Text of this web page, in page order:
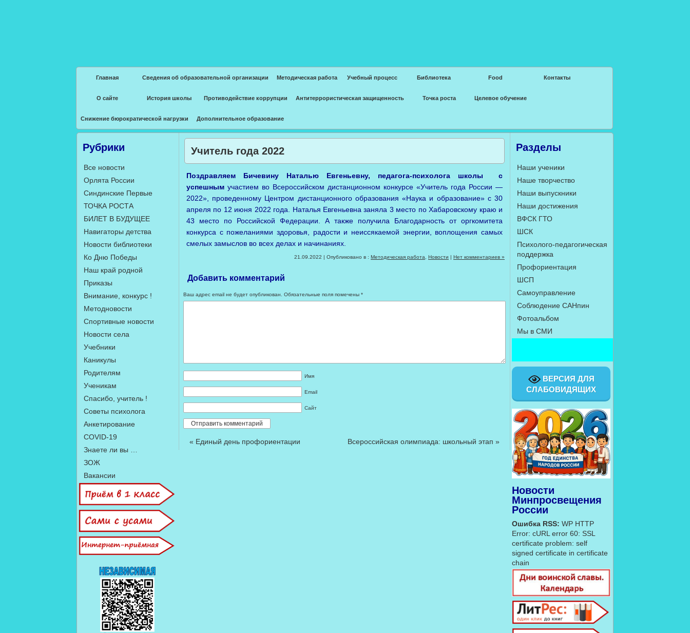
Главная Сведения об образовательной организации Методическая работа Учебный процесс Библиотека Food Контакты
О сайте История школы Противодействие коррупции Антитеррористическая защищенность Точка роста Целевое обучение
Снижение бюрократической нагрузки Дополнительное образование
Учитель года 2022
Поздравляем Бичевину Наталью Евгеньевну, педагога-психолога школы
с
успешным участием во Всероссийском дистанционном конкурсе «Учитель года России —
2022», проведенному Центром дистанционного образования «Наука и образование» с 30
апреля по 12 июня 2022 года. Наталья Евгеньевна заняла 3 место по Хабаровскому краю и
43 место по Российской Федерации. А также получила Благодарность от оргкомитета
конкурса с пожеланиями здоровья, радости и неиссякаемой энергии, воплощения самых
смелых замыслов во всех делах и начинаниях.
21.09.2022 | Опубликовано в : Методическая работа Новости | Нет комментариев »
Добавить комментарий
Ваш адрес email не будет опубликован. Обязательные поля помечены *
Имя
Email
Сайт
« Единый день профориентации Всероссийская олимпиада: школьный этап »
Разделы
Наши ученики
Наше творчество
Наши выпускники
Наши достижения
ВФСК ГТО
ШСК
Психолого-педагогическая
поддержка
Профориентация
ШСП
Самоуправление
Соблюдение САНпин
Фотоальбом
Мы в СМИ
ВЕРСИЯ ДЛЯ
СЛАБОВИДЯЩИХ
Новости
Минпросвещения
России
Ошибка RSS: WP HTTP
Error: cURL error 60: SSL
certificate problem: self
signed certificate in certificate
chain
Рубрики
Все новости
Орлята России
Синдинские Первые
ТОЧКА РОСТА
БИЛЕТ В БУДУЩЕЕ
Навигаторы детства
Новости библиотеки
Ко Дню Победы
Наш край родной
Приказы
Внимание, конкурс !
Методновости
Спортивные новости
Новости села
Учебники
Каникулы
Родителям
Ученикам
Спасибо, учитель !
Советы психолога
Анкетирование
COVID-19
Знаете ли вы …
ЗОЖ
Вакансии